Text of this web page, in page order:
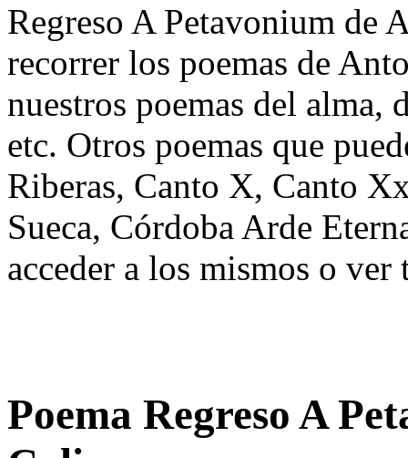
Regreso A Petavonium de
recorrer los poemas de
nuestros poemas del alma,
etc. Otros poemas que
Riberas, Canto X, Canto
Sueca, Córdoba Arde
acceder a los mismos o
Poema Regreso A